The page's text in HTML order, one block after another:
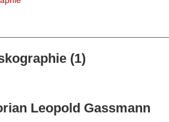
(1)
Leopold Gassmann